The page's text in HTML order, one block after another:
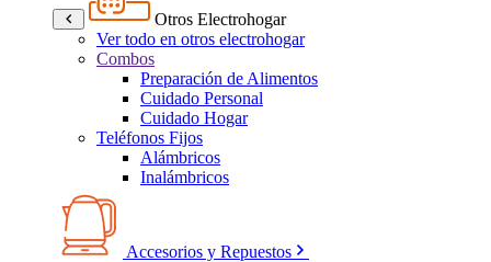
Otros Electrohogar
Ver todo en otros electrohogar
Combos
Preparación de Alimentos
Cuidado Personal
Cuidado Hogar
Teléfonos Fijos
Alámbricos
Inalámbricos
Accesorios y Repuestos